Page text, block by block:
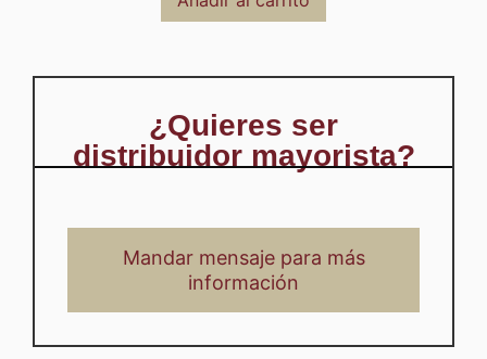
¿Quieres ser
distribuidor mayorista?
Mandar mensaje para más
información